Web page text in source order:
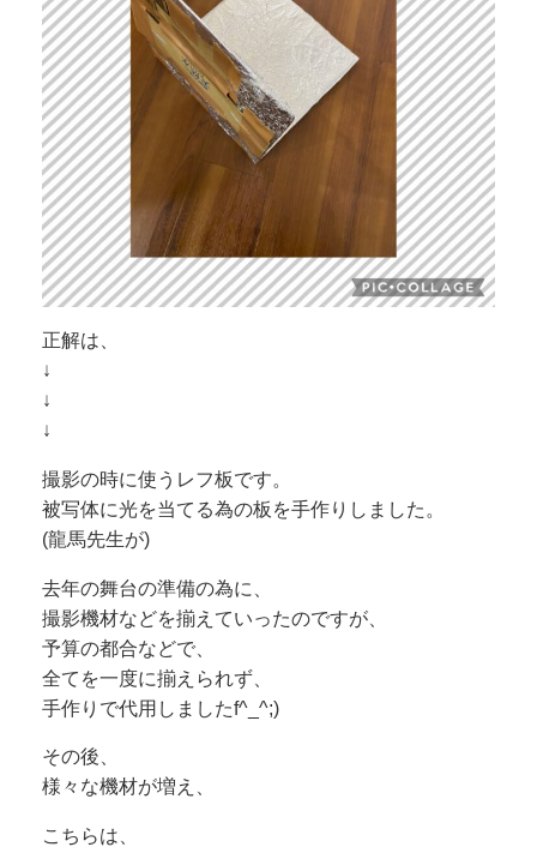
正解は、
↓
↓
↓
撮影の時に使うレフ板です。
被写体に光を当てる為の板を手作りしました。
(龍馬先生が)
去年の舞台の準備の為に、
撮影機材などを揃えていったのですが、
予算の都合などで、
全てを一度に揃えられず、
手作りで代用しましたf^_^;)
その後、
様々な機材が増え、
こちらは、